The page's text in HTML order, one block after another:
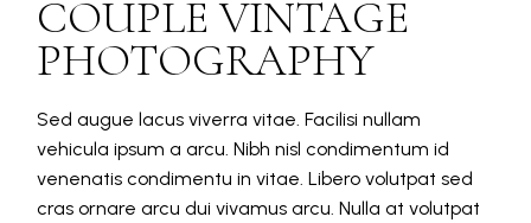
COUPLE VINTAGE
PHOTOGRAPHY
Sed augue lacus viverra vitae. Facilisi nullam
vehicula ipsum a arcu. Nibh nisl condimentum id
venenatis condimentu in vitae. Libero volutpat sed
cras ornare arcu dui vivamus arcu. Nulla at volutpat